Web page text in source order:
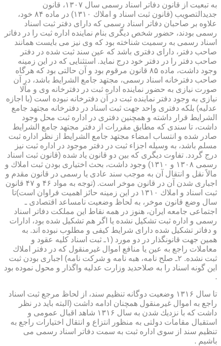
به تبعیت از قانون دفاتر اسناد رسمی سال ۱۳۰۷، قانون
جدیدالتصویب (قانون ثبت اسناد و املاك ۱۳۱۰) در ماده ۸۴ خود،
علاوه بر صاحبان دفاتر اسناد رسمی كه دارای دفتر ثبت اسناد
رسمی بودند، حضور شخص دیگری بنام نماینده اداره ثبت را در دفاتر
اسناد رسمی به رسمیت شناخته بود كه وی نیز می بایست همانند
صاحب دفتر، دارای دفتری باشد كه عین سند ثبت شده در دفتر
صاحب دفتر را در دفتر خود درج نماید. استثنایی كه در این زمینه
وجود داشت، ماده ۸۵ قانون مرقوم بود و آن حالتی بود كه هرگاه
صاحب دفترخانه اسناد رسمی، مجتهد جامع الشرایط باشد، در آن
صورت نیازی به حضور نماینده اداره ثبت در دفترخانه وی و مآلا
نیازی به وجود دفتر نماینده ثبت در آن دفترخانه نبوده است (با اجازه
عدلیه) بلكه دفتری واحد جهت ثبت اسناد در دفترخانه مجتهد جامع
الشرایط قرار داشته و همچنین دفتری در اداره ثبت محل وجود
داشت، تا سندی كه مطابق مقررات از دفتر مجتهد جامع الشرایط
صادر شده و انتساب امضاء مجتهد جامع الشرایط از نظر اداره ثبت
مسلم باشد، به وسیله اجزاء ثبت در دفتر موجود در اداره ثبت نیز
درج گردد. تفاوت دیگری كه بین دو قانون یاد شده (قانون ثبت اسناد
رسمی ۱۳۰۸ و ۱۳۱۰) وجود داشت، بحث اختیاری بودن ثبت املاك و
مالاً نقل و انتقال آن به موجب سند عادی یا رسمی در قانون مقدم و
اجباری شدن آن در قانون موخر است. (توجه به مواد ۴۶ و ۴۷ قانون
ثبت اسناد و املاك ۱۳۱۰ در این زمینه حائز اهمیت فراوان است)تا
سال وضع قانون موخر، به لحاظ وضعیت نامساعد اقتصادی ـ
اجتماعی جامعه ایران، هنوز در همه نقاط این مملكت دفاتر اسناد
رسمی و اداره ثبت تشكیل نشده یا اگر هم تشكیل شده بود، ادارات
و دفاتر تشكیل شده دارای شرایط كیفی و مطلوب نبوده اند. به
همین جهت قانونگذار در دو مورد (۱ـ ثبت اسناد كلیه عقود و
معاملات راجع به عین یا منافع اموال غیرمنقول كه در دفتر املاك
ثبت نشده. ۲ـ صلح نامه، هبه نامه و شركت نامه) اجباری بودن ثبت
این گونه اسناد را به صلاحدید وزارت عدلیه واگذار و محول نموده بود
.
تا سال ۱۳۱۶ وضعیت دوگانه تنظیم سند، از لحاظ مرجع ثبت اسناد
راجع به اموال غیرمنقول همچنان ادامه داشت (البته باید در نظر
داشت كه با نزدیك شدن به سال ۱۳۱۶ شاهد اقبال عمومی و
استقبال مقامات دولتی به منظور انتزاع و انتقال اختیارات راجع به
تنظیم سند از سوی اداره ثبت به سمت دفاتر اسناد رسمی می
باشیم .